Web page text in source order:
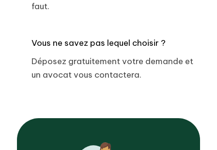
faut.
Vous ne savez pas lequel choisir ?
Déposez gratuitement votre demande et
un avocat vous contactera.